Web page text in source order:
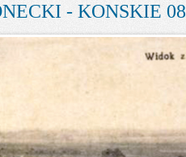
- KONSKIE 08